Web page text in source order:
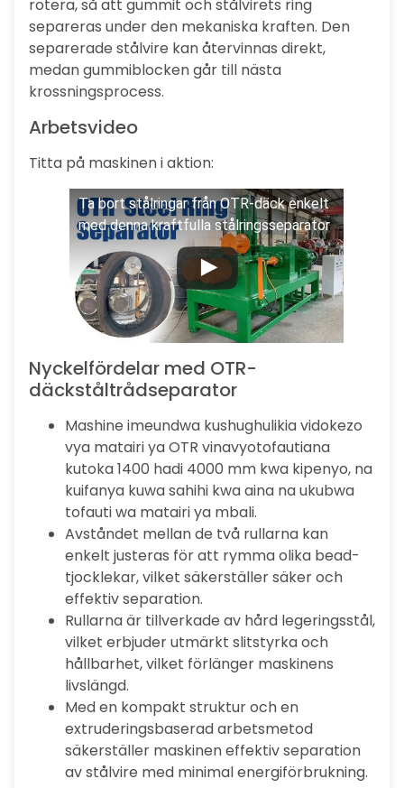
rotera, så att gummit och stålvirets ring
separeras under den mekaniska kraften. Den
separerade stålvire kan återvinnas direkt,
medan gummiblocken går till nästa
krossningsprocess.
Arbetsvideo
Titta på maskinen i aktion:
Ta bort stålringar från OTR-däck enkelt
med denna kraftfulla stålringsseparator
Nyckelfördelar med OTR-
däckståltrådseparator
Mashine imeundwa kushughulikia vidokezo
vya matairi ya OTR vinavyotofautiana
kutoka 1400 hadi 4000 mm kwa kipenyo, na
kuifanya kuwa sahihi kwa aina na ukubwa
tofauti wa matairi ya mbali.
Avståndet mellan de två rullarna kan
enkelt justeras för att rymma olika bead-
tjocklekar, vilket säkerställer säker och
effektiv separation.
Rullarna är tillverkade av hård legeringsstål,
vilket erbjuder utmärkt slitstyrka och
hållbarhet, vilket förlänger maskinens
livslängd.
Med en kompakt struktur och en
extruderingsbaserad arbetsmetod
säkerställer maskinen effektiv separation
av stålvire med minimal energiförbrukning.